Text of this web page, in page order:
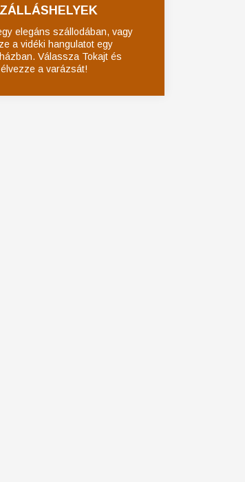
elegáns szállodában, vagy
a vidéki hangulatot egy
Válassza Tokajt és
élvezze a varázsát!